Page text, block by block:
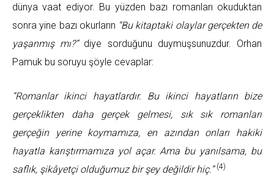
dünya vaat ediyor. Bu yüzden bazı romanları okuduktan
sonra yine bazı okurların “Bu kitaptaki olaylar gerçekten de
yaşanmış mı?”diye sorduğunu duymuşsunuzdur. Orhan
Pamuk bu soruyu şöyle cevaplar:
“Romanlar ikinci hayatlardır. Bu ikinci hayatların bize
gerçeklikten daha gerçek gelmesi, sık sık romanları
gerçeğin yerine koymamıza, en azından onları hakiki
hayatla karıştırmamıza yol açar. Ama bu yanılsama, bu
saflık, şikâyetçi olduğumuz bir şey değildir hiç.” (4)